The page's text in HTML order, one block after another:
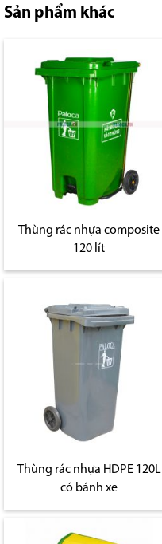
Sản phẩm khác
Thùng rác nhựa composite
120 lít
Thùng rác nhựa HDPE 120L
có bánh xe